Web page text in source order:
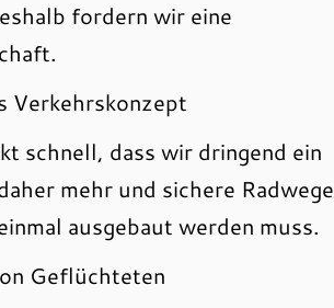
fordern wir eine
Verkehrskonzept
schnell, dass wir dringend ein
mehr und sichere Radwege
ausgebaut werden muss.
Geflüchteten